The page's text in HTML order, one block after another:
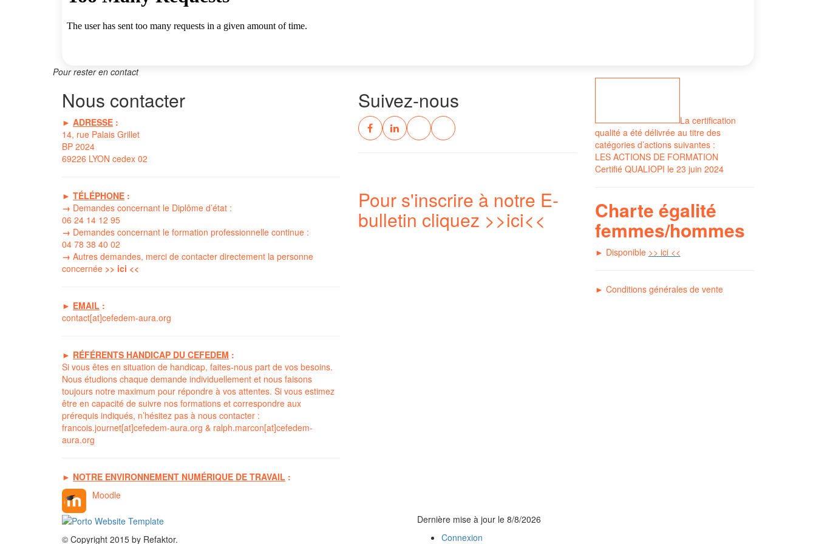
Pour rester en contact
Nous contacter
► ADRESSE :
14, rue Palais Grillet
BP 2024
69226 LYON cedex 02
► TÉLÉPHONE :
→ Demandes concernant le Diplôme d’état :
06 24 14 12 95
→ Demandes concernant le formation professionnelle continue :
04 78 38 40 02
→ Autres demandes, merci de contacter directement la personne
concernée >> ici <<
► EMAIL :
contact[at]cefedem-aura.org
► RÉFÉRENTS HANDICAP DU CEFEDEM :
Si vous êtes en situation de handicap, faites-nous part de vos besoins.
Nous étudions chaque demande individuellement et nous faisons
toujours notre maximum pour répondre à vos attentes. Si vous estimez
être en capacité de suivre nos formations et correspondre aux
prérequis indiqués, n’hésitez pas à nous contacter :
francois.journet[at]cefedem-aura.org & ralph.marcon[at]cefedem-
aura.org
► NOTRE ENVIRONNEMENT NUMÉRIQUE DE TRAVAIL :
Moodle
Suivez-nous
Pour s'inscrire à notre E-
bulletin cliquez >>ici<<
La certification
qualité a été délivrée au titre des
catégories d’actions suivantes :
LES ACTIONS DE FORMATION
Certifié QUALIOPI le 23 juin 2024
Charte égalité
femmes/hommes
► Disponible >> ici <<
► Conditions générales de vente
© Copyright 2015 by Refaktor.
Dernière mise à jour le 8/8/2026
Connexion